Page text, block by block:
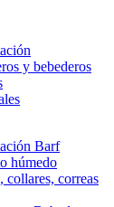
y bebederos
Barf
húmedo
collares, correas